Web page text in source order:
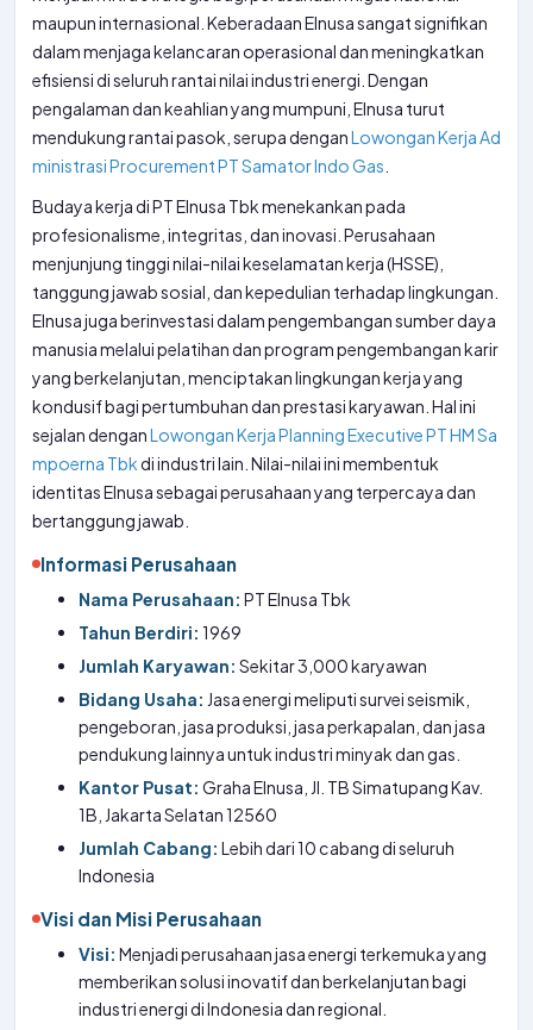
maupun internasional. Keberadaan Elnusa sangat signifikan
dalam menjaga kelancaran operasional dan meningkatkan
efisiensi di seluruh rantai nilai industri energi. Dengan
pengalaman dan keahlian yang mumpuni, Elnusa turut
mendukung rantai pasok, serupa denganLowongan Kerja Ad
ministrasi Procurement PT Samator Indo Gas
Budaya kerja di PT Elnusa Tbk menekankan pada
profesionalisme, integritas, dan inovasi. Perusahaan
menjunjung tinggi nilai-nilai keselamatan kerja (HSSE),
tanggung jawab sosial, dan kepedulian terhadap lingkungan.
Elnusa juga berinvestasi dalam pengembangan sumber daya
manusia melalui pelatihan dan program pengembangan karir
yang berkelanjutan, menciptakan lingkungan kerja yang
kondusif bagi pertumbuhan dan prestasi karyawan. Hal ini
sejalan denganLowongan Kerja Planning Executive PT HM Sa
mpoerna Tbkdi industri lain. Nilai-nilai ini membentuk
identitas Elnusa sebagai perusahaan yang terpercaya dan
bertanggung jawab.
Informasi Perusahaan
Nama Perusahaan: PT Elnusa Tbk
Tahun Berdiri: 1969
Jumlah Karyawan: Sekitar 3,000 karyawan
Bidang Usaha: Jasa energi meliputi survei seismik,
pengeboran, jasa produksi, jasa perkapalan, dan jasa
pendukung lainnya untuk industri minyak dan gas.
Kantor Pusat: Graha Elnusa, Jl. TB Simatupang Kav.
1B, Jakarta Selatan 12560
Jumlah Cabang: Lebih dari 10 cabang di seluruh
Indonesia
Visi dan Misi Perusahaan
Visi: Menjadi perusahaan jasa energi terkemuka yang
memberikan solusi inovatif dan berkelanjutan bagi
industri energi di Indonesia dan regional.